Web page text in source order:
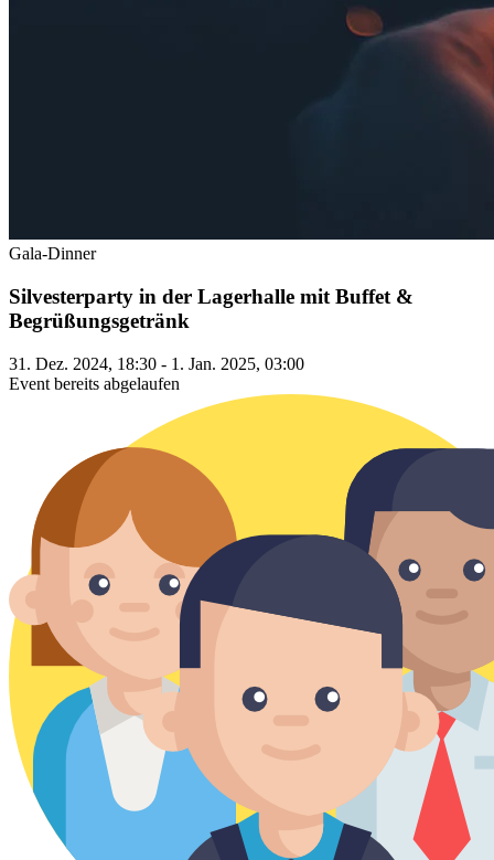
Gala-Dinner
Silvesterparty in der Lagerhalle mit Buffet &
Begrüßungsgetränk
31. Dez. 2024, 18:30 - 1. Jan. 2025, 03:00
Event bereits abgelaufen